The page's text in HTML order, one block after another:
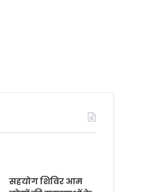
सहयोग शिविर आम